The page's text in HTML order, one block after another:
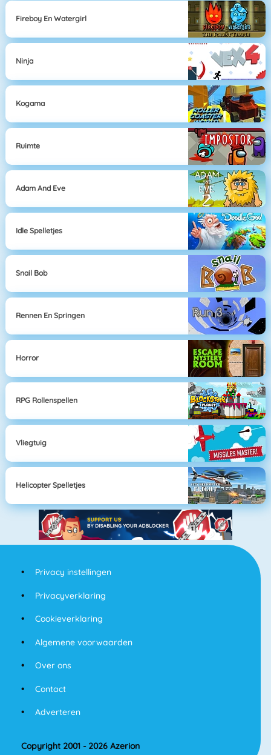
Fireboy En Watergirl
Ninja
Kogama
Ruimte
Adam And Eve
Idle Spelletjes
Snail Bob
Rennen En Springen
Horror
RPG Rollenspellen
Vliegtuig
Helicopter Spelletjes
Privacy instellingen
Privacyverklaring
Cookieverklaring
Algemene voorwaarden
Over ons
Contact
Adverteren
Copyright 2001 - 2026 Azerion